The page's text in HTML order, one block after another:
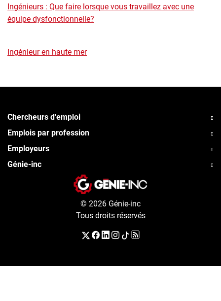
Ingénieurs : Que faire lorsque vous travaillez avec une
équipe dysfonctionnelle?
Ingénieur en haute mer
Chercheurs d'emploi
Emplois par profession
Employeurs
Génie-inc
© 2026 Génie-inc
Tous droits réservés